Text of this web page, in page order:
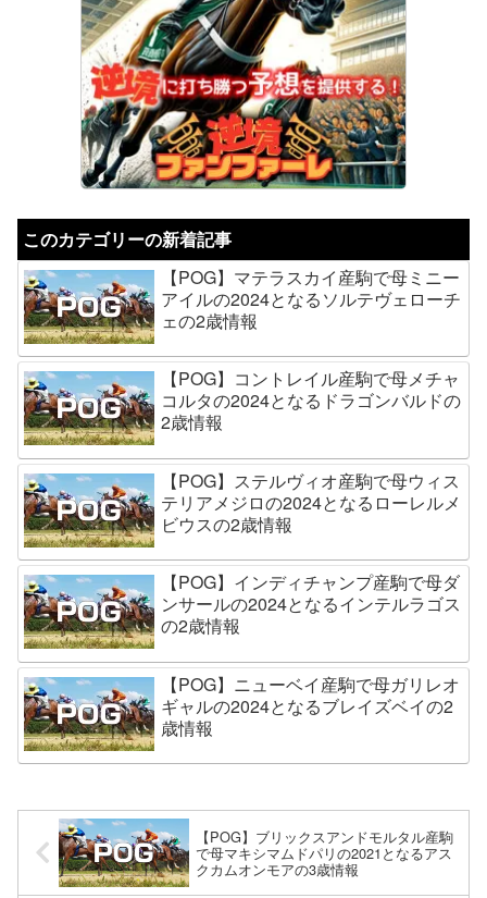
このカテゴリーの新着記事
【POG】マテラスカイ産駒で母ミニー
アイルの2024となるソルテヴェローチ
ェの2歳情報
【POG】コントレイル産駒で母メチャ
コルタの2024となるドラゴンバルドの
2歳情報
【POG】ステルヴィオ産駒で母ウィス
テリアメジロの2024となるローレルメ
ビウスの2歳情報
【POG】インディチャンプ産駒で母ダ
ンサールの2024となるインテルラゴス
の2歳情報
【POG】ニューベイ産駒で母ガリレオ
ギャルの2024となるブレイズベイの2
歳情報
【POG】ブリックスアンドモルタル産駒
で母マキシマムドパリの2021となるアス
クカムオンモアの3歳情報